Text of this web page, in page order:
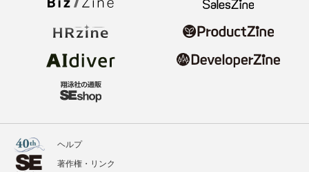
ヘルプ
著作権・リンク